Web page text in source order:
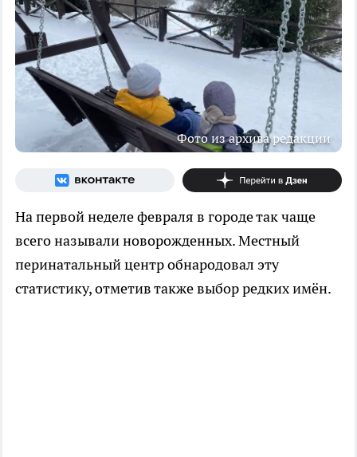
Фото из архива редакции
На первой неделе февраля в городе так чаще
всего называли новорожденных. Местный
перинатальный центр обнародовал эту
статистику, отметив также выбор редких имён.